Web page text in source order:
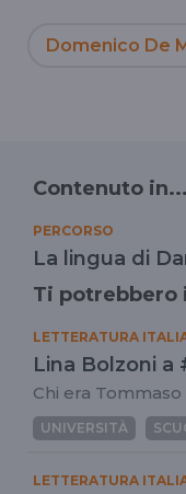
Domenico De
Contenuto in...
PERCORSO
La lingua di
Ti potrebbero
LETTERATURA
Lina Bolzoni a
Chi era
UNIVERSITÀ
LETTERATURA